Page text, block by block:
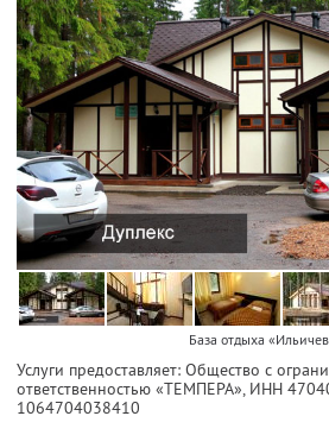
База отдыха
Услуги предоставляет: Общество с
ответственностью «ТЕМПЕРА», ИНН
1064704038410